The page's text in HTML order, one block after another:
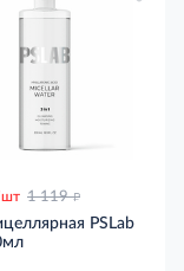
1 119 д
PSLab